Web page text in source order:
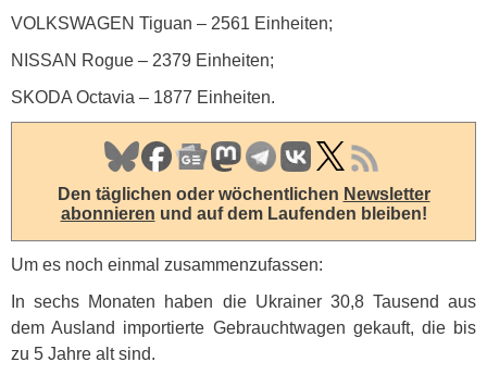
VOLKSWAGEN Tiguan – 2561 Einheiten;
NISSAN Rogue – 2379 Einheiten;
SKODA Octavia – 1877 Einheiten.
Den täglichen oder wöchentlichen Newsletter
abonnieren und auf dem Laufenden bleiben!
Um es noch einmal zusammenzufassen:
In sechs Monaten haben die Ukrainer 30,8 Tausend aus
dem Ausland importierte Gebrauchtwagen gekauft, die bis
zu 5 Jahre alt sind.